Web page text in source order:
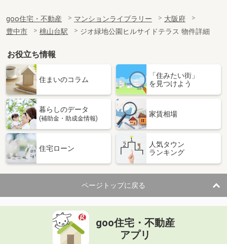
goo住宅・不動産 マンションライブラリー
大阪府
豊中市
桃山台駅 ジオ緑地公園ヒルサイドテラス 物件詳細
お役立ち情報
住まいのコラム
「住みたい街」
を見つけよう
暮らしのデータ
(補助金・助成金情報)
家賃相場
住宅ローン
人気タウン
ランキング
ページトップに戻る
goo住宅・不動産
アプリ